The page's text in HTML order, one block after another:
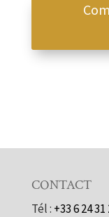
CONTACT
Tél : +33 6 24 31